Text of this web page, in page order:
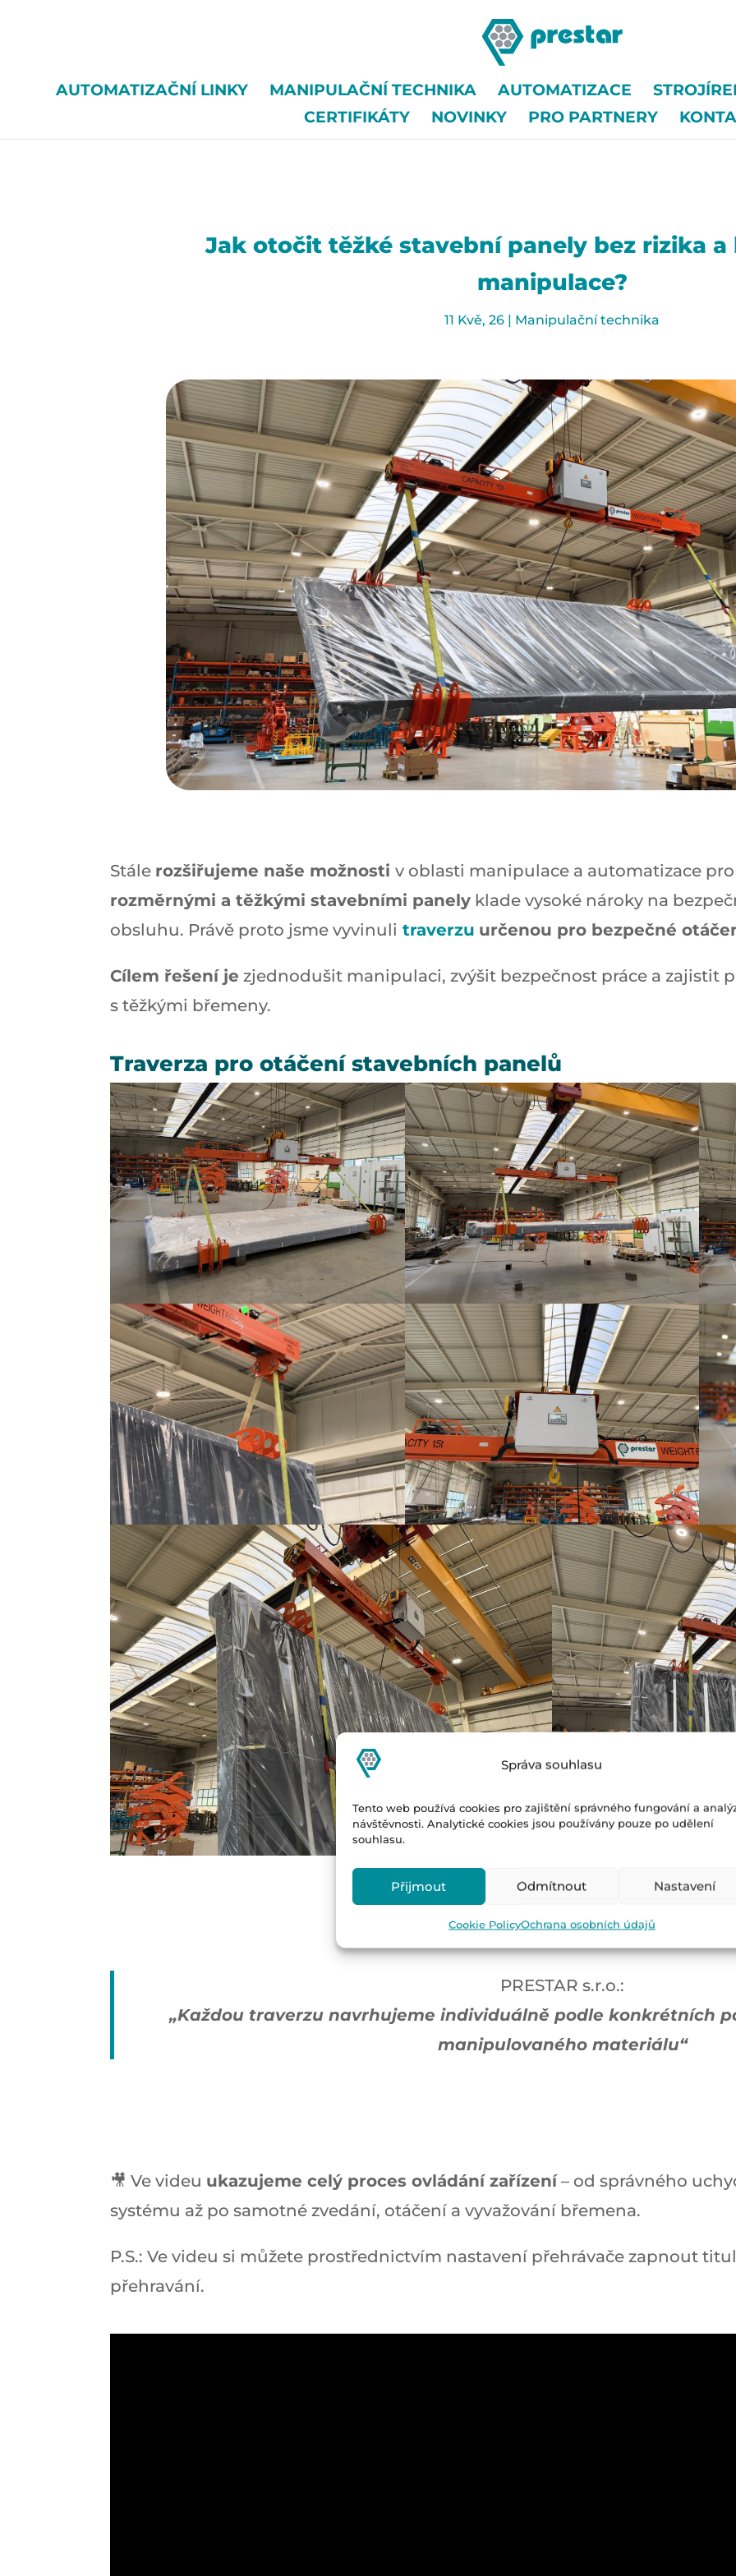
Správa souhlasu
Tento web používá cookies pro zajištění správného fungování a
návštěvnosti. Analytické cookies jsou používány pouze po udělení
souhlasu.
Přijmout Odmítnout Nastavení
Cookie PolicyOchrana osobních údajů
AUTOMATIZAČNÍ LINKY MANIPULAČNÍ TECHNIKA AUTOMATIZACE
CERTIFIKÁTY
NOVINKY PRO PARTNERY
Jak otočit těžké stavební panely bez rizika
manipulace?
11 Kvě, 26 | Manipulační technika
Stále rozšiřujeme naše možnostiv oblasti manipulace a automatizace
rozměrnými a těžkými stavebními panely klade vysoké nároky na
obsluhu. Právě proto jsme vyvinuli traverzu určenou pro bezpečné
Cílem řešení je zjednodušit manipulaci, zvýšit bezpečnost práce a zajistit
s těžkými břemeny.
Traverza pro otáčení stavebních panelů
PRESTAR s.r.o.:
„Každou traverzu navrhujeme individuálně podle konkrétních
manipulovaného materiálu“
🎥 Ve videu ukazujeme celý proces ovládání zařízení– od správného
systému až po samotné zvedání, otáčení a vyvažování břemena.
P.S.: Ve videu si můžete prostřednictvím nastavení přehrávače zapnout
přehravání.